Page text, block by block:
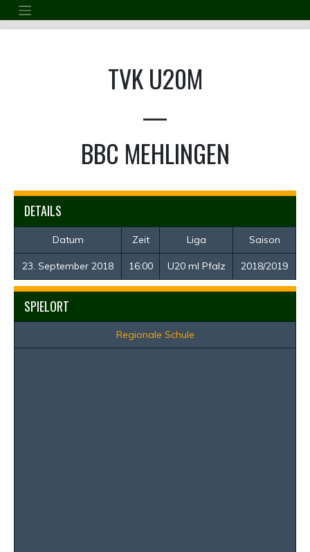
to
content
TVK U20M
—
BBC MEHLINGEN
DETAILS
Datum Zeit Liga Saison
23. September 2018 16:00 U20 ml Pfalz 2018/2019
SPIELORT
Regionale Schule